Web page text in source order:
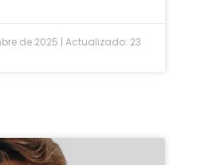
de 2025 | Actualizado: 23